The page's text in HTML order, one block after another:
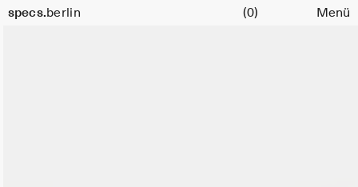
specs.berlin
Warenkorb (0) Menü
Größe
52